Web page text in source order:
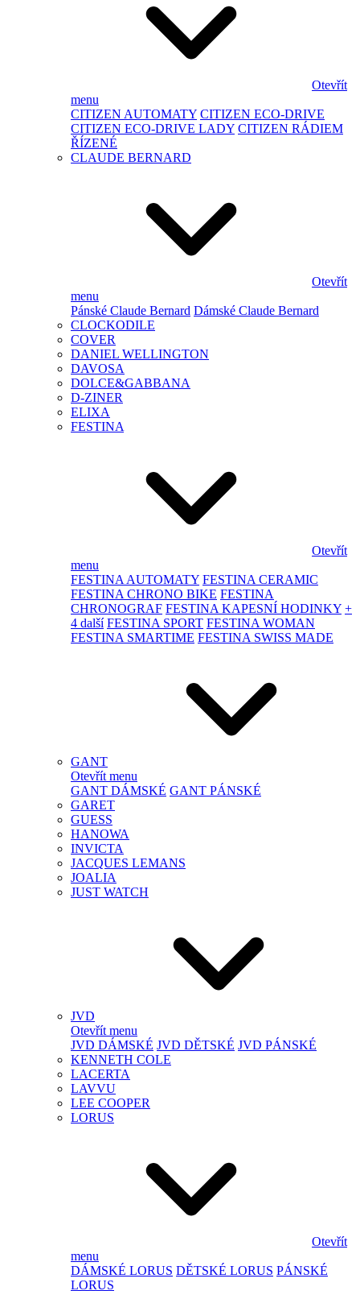
Otevřít
menu
CITIZEN AUTOMATY CITIZEN ECO-DRIVE
CITIZEN ECO-DRIVE LADY CITIZEN RÁDIEM
ŘÍZENÉ
CLAUDE BERNARD
Otevřít
menu
Pánské Claude Bernard Dámské Claude Bernard
CLOCKODILE
COVER
DANIEL WELLINGTON
DAVOSA
DOLCE&GABBANA
D-ZINER
ELIXA
FESTINA
Otevřít
menu
FESTINA AUTOMATY FESTINA CERAMIC
FESTINA CHRONO BIKE FESTINA
CHRONOGRAF FESTINA KAPESNÍ HODINKY +
4 další FESTINA SPORT FESTINA WOMAN
FESTINA SMARTIME FESTINA SWISS MADE
GANT
Otevřít menu
GANT DÁMSKÉ GANT PÁNSKÉ
GARET
GUESS
HANOWA
INVICTA
JACQUES LEMANS
JOALIA
JUST WATCH
JVD
Otevřít menu
JVD DÁMSKÉ JVD DĚTSKÉ JVD PÁNSKÉ
KENNETH COLE
LACERTA
LAVVU
LEE COOPER
LORUS
Otevřít
menu
DÁMSKÉ LORUS DĚTSKÉ LORUS PÁNSKÉ
LORUS